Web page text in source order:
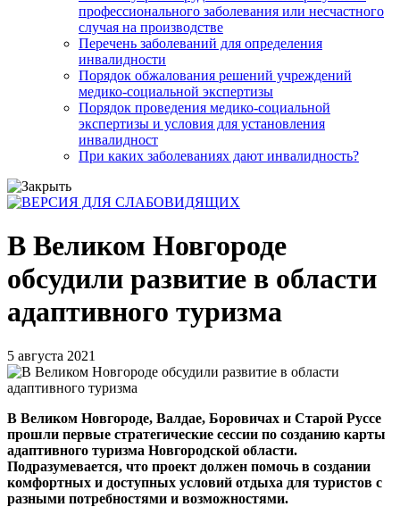
профессионального заболевания или несчастного
случая на производстве
Перечень заболеваний для определения
инвалидности
Порядок обжалования решений учреждений
медико-социальной экспертизы
Порядок проведения медико-социальной
экспертизы и условия для установления
инвалидност
При каких заболеваниях дают инвалидность?
В Великом Новгороде
обсудили развитие в области
адаптивного туризма
5 августа 2021
В Великом Новгороде, Валдае, Боровичах и Старой Руссе
прошли первые стратегические сессии по созданию карты
адаптивного туризма Новгородской области.
Подразумевается, что проект должен помочь в создании
комфортных и доступных условий отдыха для туристов с
разными потребностями и возможностями.